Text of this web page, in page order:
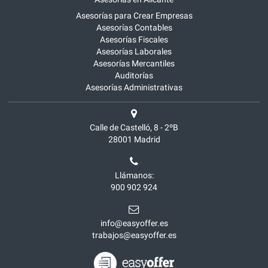
Asesorías para Crear Empresas
Asesorías Contables
Asesorías Fiscales
Asesorías Laborales
Asesorías Mercantiles
Auditorías
Asesorías Administrativas
Calle de Castelló, 8 - 2ºB
28001 Madrid
Llámanos:
900 902 924
info@easyoffer.es
trabajos@easyoffer.es